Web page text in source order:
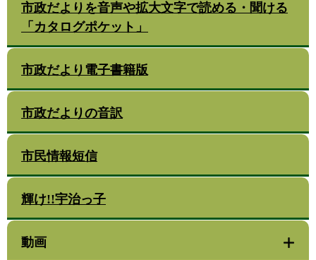
市政だよりを音声や拡大文字で読める・聞ける
「カタログポケット」
市政だより電子書籍版
市政だよりの音訳
市民情報短信
輝け!!宇治っ子
動画